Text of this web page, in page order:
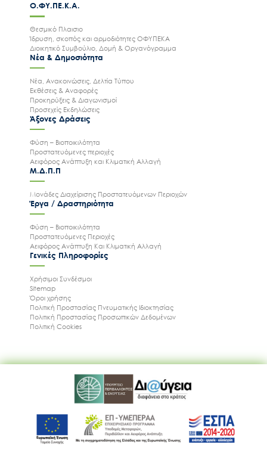
Ο.ΦΥ.ΠΕ.Κ.Α.
Θεσμικό Πλαισιο
Ίδρυση, σκοπός και αρμοδιότητες ΟΦΥΠΕΚΑ
Διοικητικό Συμβούλιο, Δομή & Οργανόγραμμα
Νέα & Δημοσιότητα
Νέα, Ανακοινώσεις, Δελτία Τύπου
Εκθέσεις & Αναφορές
Προκηρύξεις & Διαγωνισμοί
Προσεχείς Εκδηλώσεις
Άξονες Δράσεις
Φύση – Βιοποικιλότητα
Προστατευόμενες περιοχές
Αειφόρος Ανάπτυξη και Κλιματική Αλλαγή
Μ.Δ.Π.Π
Μονάδες Διαχείρισης Προστατευόμενων Περιοχών
Έργα / Δραστηριότητα
Φύση – Βιοποικιλότητα
Προστατευόμενες Περιοχές
Αειφόρος Ανάπτυξη Και Κλιματική Αλλαγή
Γενικές Πληροφορίες
Χρήσιμοι Συνδέσμοι
Sitemap
Όροι χρήσης
Πολιτική Προστασίας Πνευματικής Ιδιοκτησίας
Πολιτική Προστασίας Προσωπικών Δεδομένων
Πολιτική Cookies